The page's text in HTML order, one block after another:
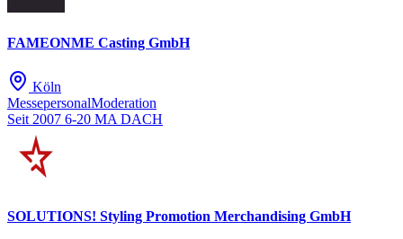
FAMEONME Casting GmbH
Köln
MessepersonalModeration
Seit 2007 6-20 MA DACH
SOLUTIONS! Styling Promotion Merchandising GmbH